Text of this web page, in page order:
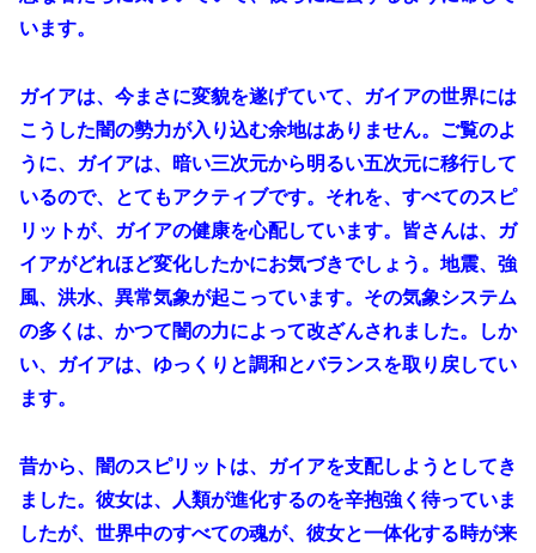
います。
ガイアは、今まさに変貌を遂げていて、ガイアの世界には
こうした闇の勢力が入り込む余地はありません。ご覧のよ
うに、ガイアは、暗い三次元から明るい五次元に移行して
いるので、とてもアクティブです。それを、すべてのスピ
リットが、ガイアの健康を心配しています。皆さんは、ガ
イアがどれほど変化したかにお気づきでしょう。地震、強
風、洪水、異常気象が起こっています。その気象システム
の多くは、かつて闇の力によって改ざんされました。しか
い、ガイアは、ゆっくりと調和とバランスを取り戻してい
ます。
昔から、闇のスピリットは、ガイアを支配しようとしてき
ました。彼女は、人類が進化するのを辛抱強く待っていま
したが、世界中のすべての魂が、彼女と一体化する時が来